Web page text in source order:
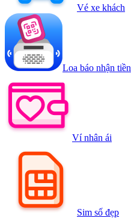
Vé xe khách
Loa báo nhận tiền
Ví nhân ái
Sim số đẹp